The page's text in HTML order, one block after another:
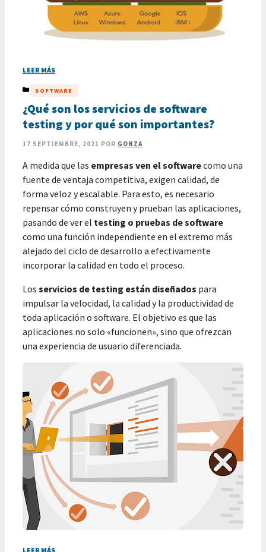
LEER MÁS
CATEGORÍAS
SOFTWARE
¿Qué son los servicios de software
testing y por qué son importantes?
17 SEPTIEMBRE, 2021 POR GONZA
A medida que las empresas ven el softwarecomo una
fuente de ventaja competitiva, exigen calidad, de
forma veloz y escalable. Para esto, es necesario
repensar cómo construyen y prueban las aplicaciones,
pasando de ver el testing o pruebas de software
como una función independiente en el extremo más
alejado del ciclo de desarrollo a efectivamente
incorporar la calidad en todo el proceso.
Los servicios de testing están diseñados para
impulsar la velocidad, la calidad y la productividad de
toda aplicación o software. El objetivo es que las
aplicaciones no solo «funcionen», sino que ofrezcan
una experiencia de usuario diferenciada.
LEER MÁS